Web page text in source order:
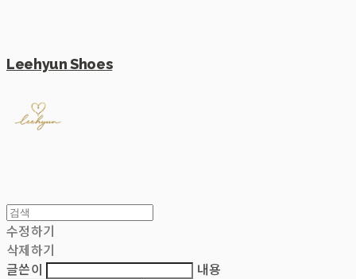
Leehyun Shoes
수정하기
삭제하기
글쓴이
내용